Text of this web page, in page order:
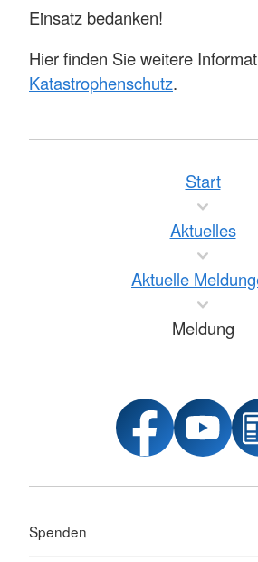
Einsatz bedanken!
Hier finden Sie weitere
Katastrophenschutz.
Start
Aktuelles
Aktuelle
Meldung
Spenden